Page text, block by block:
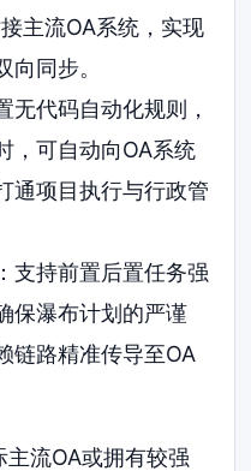
主流OA系统，实现
同步。
无代码自动化规则，
，可自动向OA系统
通项目执行与行政管
：支持前置后置任务强
保瀑布计划的严谨
链路精准传导至OA
主流OA或拥有较强